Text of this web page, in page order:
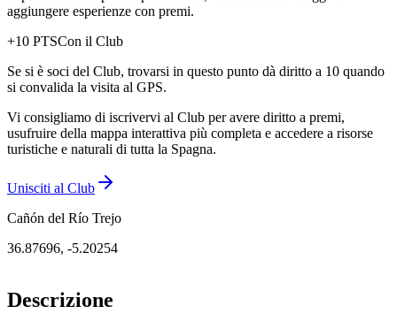
aggiungere esperienze con premi.
+10 PTSCon il Club
Se si è soci del Club, trovarsi in questo punto dà diritto a 10 quando
si convalida la visita al GPS.
Vi consigliamo di iscrivervi al Club per avere diritto a premi,
usufruire della mappa interattiva più completa e accedere a risorse
turistiche e naturali di tutta la Spagna.
Unisciti al Club
Cañón del Río Trejo
36.87696, -5.20254
Descrizione